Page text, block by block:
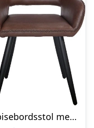
Spisebordsstol med armlæn House of Sander Frida i brun PU-læder